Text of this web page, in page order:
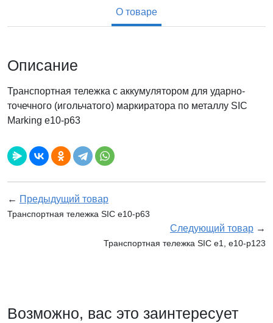
О товаре
Описание
Транспортная тележка с аккумулятором для ударно-
точечного (игольчатого) маркиратора по металлу SIC
Marking e10-p63
← Предыдущий товар
Транспортная тележка SIC e10-p63
Следующий товар →
Транспортная тележка SIC e1, e10-p123
Возможно, вас это заинтересует